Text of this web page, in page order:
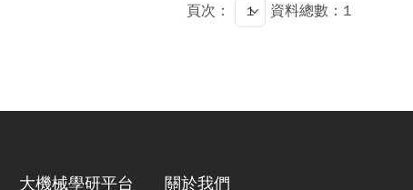
頁次： 資料總數：1
大機械學研平台 關於我們